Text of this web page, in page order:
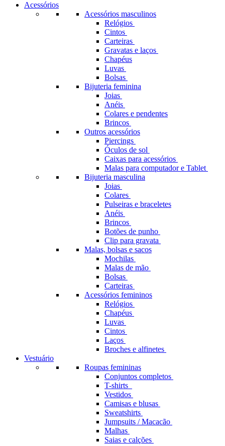
Acessórios
Acessórios masculinos
Relógios
Cintos
Carteiras
Gravatas e laços
Chapéus
Luvas
Bolsas
Bijuteria feminina
Joias
Anéis
Colares e pendentes
Brincos
Outros acessórios
Piercings
Óculos de sol
Caixas para acessórios
Malas para computador e Tablet
Bijuteria masculina
Joias
Colares
Pulseiras e braceletes
Anéis
Brincos
Botões de punho
Clip para gravata
Malas, bolsas e sacos
Mochilas
Malas de mão
Bolsas
Carteiras
Acessórios femininos
Relógios
Chapéus
Luvas
Cintos
Laços
Broches e alfinetes
Vestuário
Roupas femininas
Conjuntos completos
T-shirts
Vestidos
Camisas e blusas
Sweatshirts
Jumpsuits / Macacão
Malhas
Saias e calções